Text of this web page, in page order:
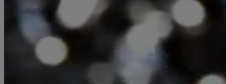
METAL COMPONENTS UNGAR
Fräsen